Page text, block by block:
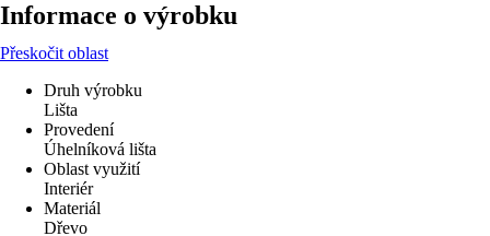
Informace o výrobku
Přeskočit oblast
Druh výrobku
Lišta
Provedení
Úhelníková lišta
Oblast využití
Interiér
Materiál
Dřevo